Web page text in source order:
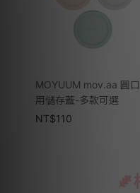
MOYUUM mov.aa 圓
用儲存蓋-多款可選
NT$110